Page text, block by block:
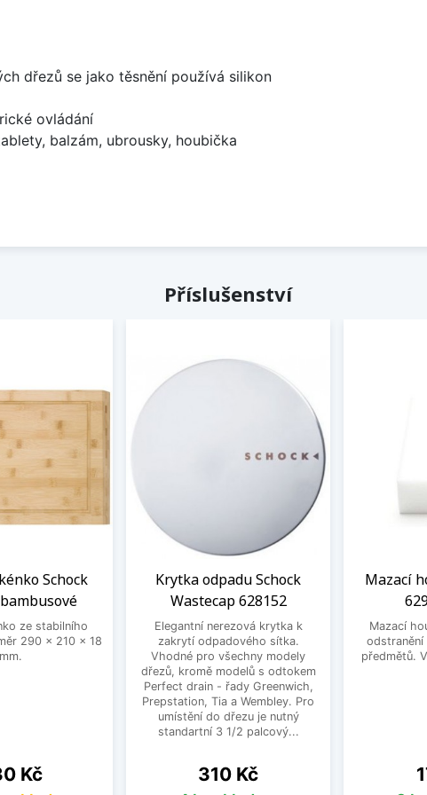
dřezů se jako těsnění používá silikon
ovládání
balzám, ubrousky, houbička
Příslušenství
Schock
ze stabilního
290 x 210 x 18
mm.
Kč
Krytka odpadu Schock
Wastecap 628152
Elegantní nerezová krytka k
zakrytí odpadového sítka.
Vhodné pro všechny modely
dřezů, kromě modelů s odtokem
Perfect drain - řady Greenwich,
Prepstation, Tia a Wembley. Pro
umístění do dřezu je nutný
standartní 3 1/2 palcový...
Cena
310 Kč
Mazací
Mazací
předmětů.